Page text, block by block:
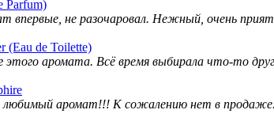
Parfum)
впервые, не разочаровал. Нежный, очень
(Eau de Toilette)
этого аромата. Всё время выбирала что-то
любимый аромат!!! К сожалению нет в